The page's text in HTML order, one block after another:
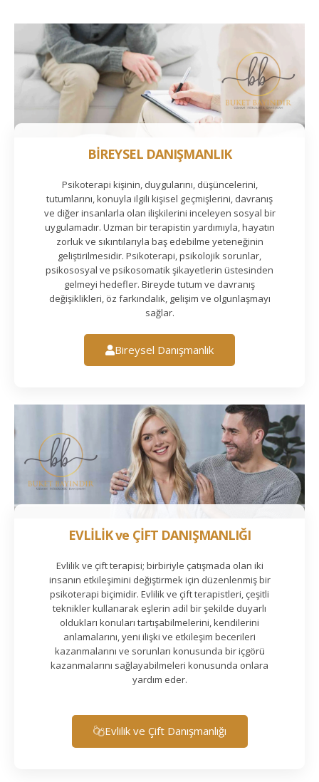
BİREYSEL DANIŞMANLIK
Psikoterapi kişinin, duygularını, düşüncelerini,
tutumlarını, konuyla ilgili kişisel geçmişlerini, davranış
ve diğer insanlarla olan ilişkilerini inceleyen sosyal bir
uygulamadır. Uzman bir terapistin yardımıyla, hayatın
zorluk ve sıkıntılarıyla baş edebilme yeteneğinin
geliştirilmesidir. Psikoterapi, psikolojik sorunlar,
psikososyal ve psikosomatik şikayetlerin üstesinden
gelmeyi hedefler. Bireyde tutum ve davranış
değişiklikleri, öz farkındalık, gelişim ve olgunlaşmayı
sağlar.
Bireysel Danışmanlık
EVLİLİK ve ÇİFT DANIŞMANLIĞI
Evlilik ve çift terapisi; birbiriyle çatışmada olan iki
insanın etkileşimini değiştirmek için düzenlenmiş bir
psikoterapi biçimidir. Evlilik ve çift terapistleri, çeşitli
teknikler kullanarak eşlerin adil bir şekilde duyarlı
oldukları konuları tartışabilmelerini, kendilerini
anlamalarını, yeni ilişki ve etkileşim becerileri
kazanmalarını ve sorunları konusunda bir içgörü
kazanmalarını sağlayabilmeleri konusunda onlara
yardım eder.
Evlilik ve Çift Danışmanlığı